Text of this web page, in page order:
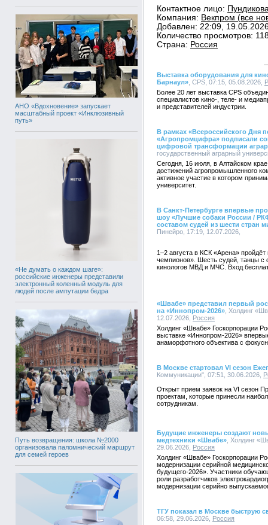
АНО «Вдохновение» запускает
масштабный проект «Инклюзивный
путь»
«Не думать о каждом шаге»:
российские инженеры представили
электронный коленный модуль для
людей после ампутации бедра
Путь возвращения: школа №2000
организовала паломнический маршрут
для семей героев
Контактное лицо:
Компания: Векпром (все
Добавлен: 22:09,
Количество просмотров:
Страна: Россия
Выставка оборудования для
Барнаул» , CPS, 07:15, 05.08.2026,
Более 20 лет выставка CPS
специалистов кино-, теле- и
и представителей индустрии.
В рамках «Всероссийского Дня
«Агропромцифра» подписали
цифровой трансформации
государственный аграрный
Сегодня, 16 июля, в Алтайском
достижений агропромышленного
активное участие в котором
университет.
В Санкт-Петербурге впервые
шоу «Лучшие собаки России /
составом судей из шести стран
Пинейро, 17:19, 12.07.2026,
1–2 августа в КСК «Арена»
чемпионов». Шесть судей, танцы с
кинологов МВД и МЧС. Вход
«Швабе» представил первый
на «Иннопром-2026» , Холдинг
12.07.2026, Россия
Холдинг «Швабе» Госкорпорации
выставке «Иннопром-2026»
анаморфотного объектива с
В Москве стартовал VI сезон
Коммуникации", 07:51, 30.06.2026,
Открыт прием заявок на VI сезон
проектам, которые принесли
сотрудникам.
Будущие инженеры создают
медтехники «Швабе» , Холдинг
29.06.2026, Россия
Холдинг «Швабе» Госкорпорации
модернизации серийной
будущего-2026». Участники
роли разработчиков
модернизации серийно
ТГУ показал в Москве быструю
06:58, 29.06.2026, Россия